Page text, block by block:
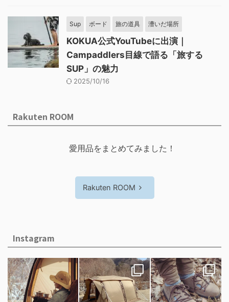
Sup ボード 旅の道具 漕いだ場所
KOKUA公式YouTubeに出演｜
Campaddlers目線で語る「旅する
SUP」の魅力
2025/10/16
Rakuten ROOM
愛用品をまとめてみました！
Rakuten ROOM
Instagram